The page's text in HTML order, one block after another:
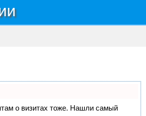
о визитах тоже. Нашли самый